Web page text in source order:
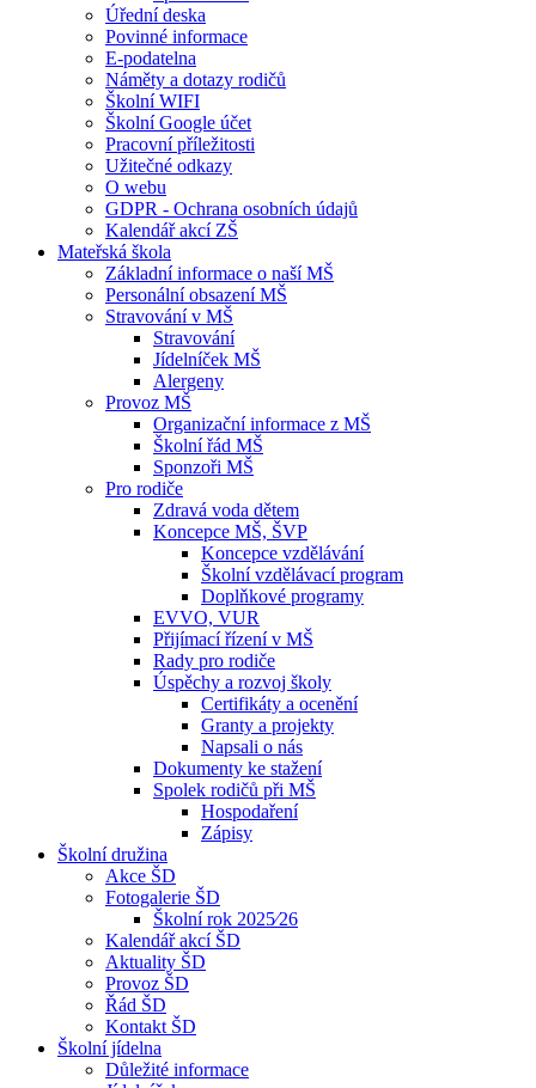
Úřední deska
Povinné informace
E-podatelna
Náměty a dotazy rodičů
Školní WIFI
Školní Google účet
Pracovní příležitosti
Užitečné odkazy
O webu
GDPR - Ochrana osobních údajů
Kalendář akcí ZŠ
Mateřská škola
Základní informace o naší MŠ
Personální obsazení MŠ
Stravování v MŠ
Stravování
Jídelníček MŠ
Alergeny
Provoz MŠ
Organizační informace z MŠ
Školní řád MŠ
Sponzoři MŠ
Pro rodiče
Zdravá voda dětem
Koncepce MŠ, ŠVP
Koncepce vzdělávání
Školní vzdělávací program
Doplňkové programy
EVVO, VUR
Přijímací řízení v MŠ
Rady pro rodiče
Úspěchy a rozvoj školy
Certifikáty a ocenění
Granty a projekty
Napsali o nás
Dokumenty ke stažení
Spolek rodičů při MŠ
Hospodaření
Zápisy
Školní družina
Akce ŠD
Fotogalerie ŠD
Školní rok 2025⁄26
Kalendář akcí ŠD
Aktuality ŠD
Provoz ŠD
Řád ŠD
Kontakt ŠD
Školní jídelna
Důležité informace